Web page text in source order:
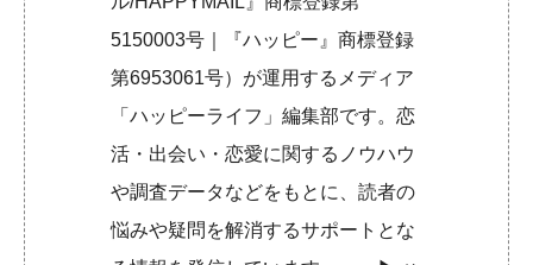
5150003号｜『ハッピー』商標登録
第6953061号）が運用するメディア
「ハッピーライフ」編集部です。恋
活・出会い・恋愛に関するノウハウ
や調査データなどをもとに、読者の
悩みや疑問を解消するサポートとな